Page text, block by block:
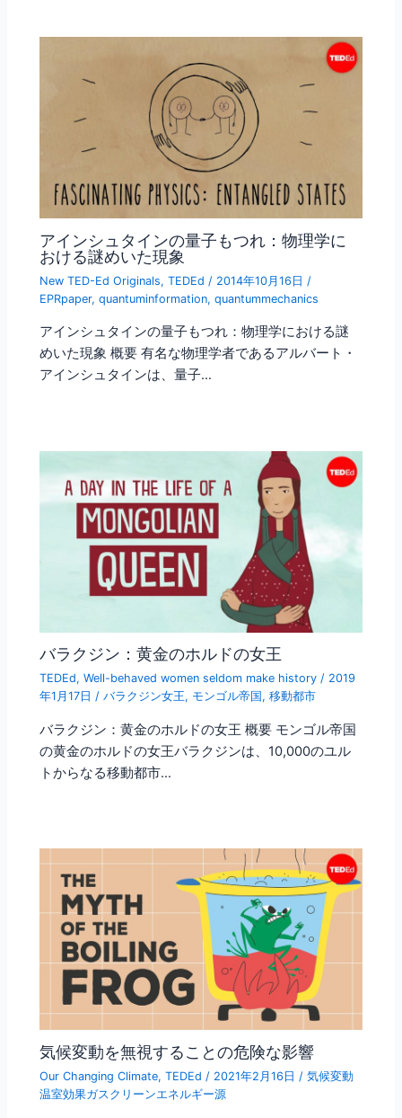
アインシュタインの量子もつれ：物理学に
おける謎めいた現象
New TED-Ed Originals,TEDEd / 2014年10月16日 /
EPRpaper,quantuminformation,quantummechanics
アインシュタインの量子もつれ：物理学における謎
めいた現象 概要 有名な物理学者であるアルバート・
アインシュタインは、量子…
バラクジン：黄金のホルドの女王
TEDEd,Well-behaved women seldom make history / 2019
年1月17日/バラクジン女王, モンゴル帝国 ,移動都市
バラクジン：黄金のホルドの女王 概要 モンゴル帝国
の黄金のホルドの女王バラクジンは、10,000のユル
トからなる移動都市…
気候変動を無視することの危険な影響
Our Changing Climate,TEDEd / 2021年2月16日/気候変動
温室効果ガスクリーンエネルギー源